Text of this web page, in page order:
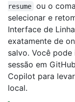
resume
ou o
selecionar e
Interface de
exatamente de
salvo. Você
sessão em
Copilot para
local.